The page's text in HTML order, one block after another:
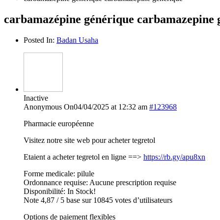
carbamazépine générique carbamazepine
Posted In: Badan Usaha
Inactive
Anonymous On04/04/2025 at 12:32 am #123968
Pharmacie européenne
Visitez notre site web pour acheter tegretol
Etaient a acheter tegretol en ligne ==> https://rb.gy/apu8xn
Forme medicale: pilule
Ordonnance requise: Aucune prescription requise
Disponibilité: In Stock!
Note 4,87 / 5 base sur 10845 votes d’utilisateurs
Options de paiement flexibles